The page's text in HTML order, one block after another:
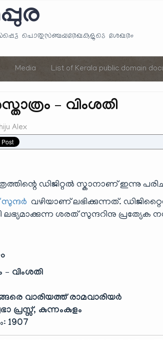
പൊതുസഞ്ചയരേഖകളുടെ ശേഖരം
Media List of Kerala public domain
– വിംശതി
Alex
ഡിജിറ്റൽ സ്കാനാണ് ഇന്നു
വഴിയാണ് ലഭിക്കുന്നത്.
ശരത് സുന്ദറിനു പ്രത്യേക
– വിംശതി
വാരിയത്ത് രാമവാരിയർ
പ്രസ്സ്, കുന്നംകുളം
1907